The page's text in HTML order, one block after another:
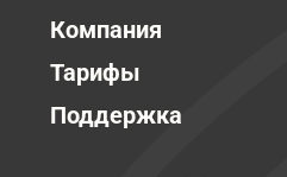
Компания
Тарифы
Поддержка